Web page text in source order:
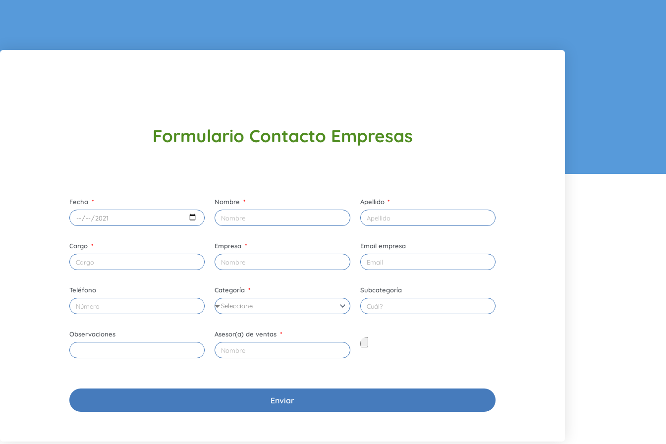
Formulario Contacto Empresas
Fecha Nombre Apellido
Cargo Empresa Email empresa
Teléfono Categoría Subcategoría
Observaciones Asesor(a) de ventas
Enviar